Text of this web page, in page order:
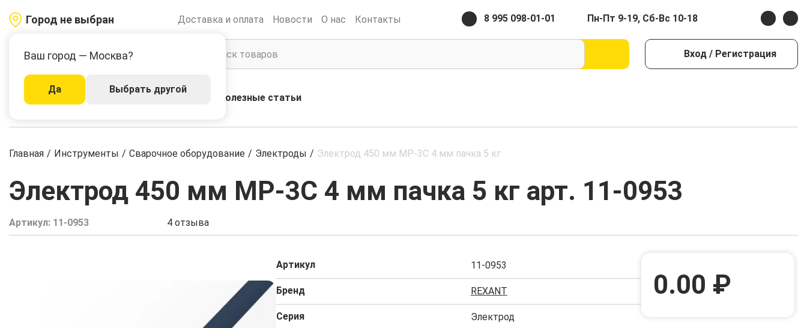
Город не выбран
Ваш город — Москва?
Да Выбрать другой
Доставка и оплата Новости О нас Контакты 8 995 098-01-01 Пн-Пт 9-19, Сб-Вс 10-18
Вход / Регистрация
Каталог Акции Полезные статьи
Главная / Инструменты / Сварочное оборудование / Электроды / Электрод 450 мм MP-3C 4 мм пачка 5 кг
Электрод 450 мм MP-3C 4 мм пачка 5 кг арт. 11-0953
Артикул: 11-0953 4 отзыва
Артикул 11-0953
Бренд REXANT
Серия Электрод
0.00 ₽